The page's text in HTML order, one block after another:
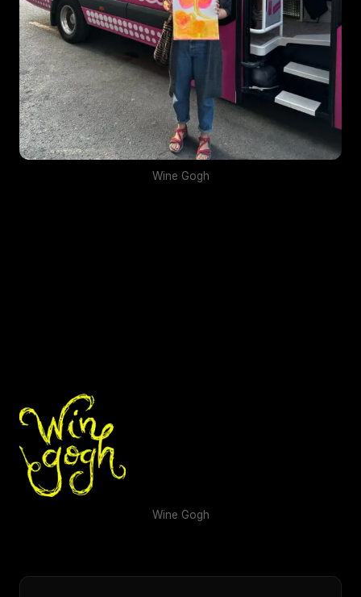
Wine Gogh
Wine Gogh